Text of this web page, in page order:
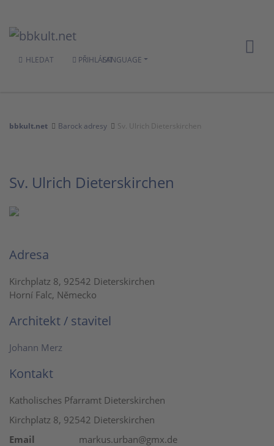
HLEDAT PŘIHLÁSITLANGUAGE
bbkult.net Barock adresy Sv. Ulrich Dieterskirchen
Sv. Ulrich Dieterskirchen
Adresa
Kirchplatz 8, 92542 Dieterskirchen
Horní Falc, Německo
Architekt / stavitel
Johann Merz
Kontakt
Katholisches Pfarramt Dieterskirchen
Kirchplatz 8, 92542 Dieterskirchen
Email
markus.urban@gmx.de